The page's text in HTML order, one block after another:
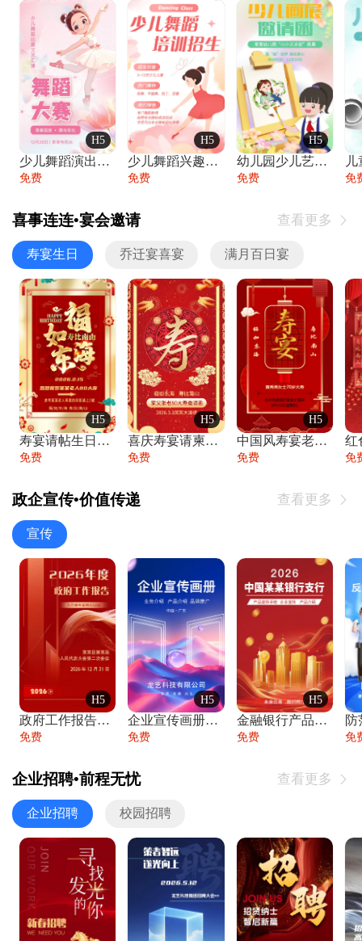
H5
少儿舞蹈演出舞蹈比赛跳舞大赛文艺汇演活动
免费
H5
少儿舞蹈兴趣班艺术培训学校招生宣传
免费
H5
幼儿园少儿艺术展览绘画展摄影作品展美术展
免费 免
喜事连连•宴会邀请 查看更多 
寿宴生日 乔迁宴喜宴 满月百日宴
H5
寿宴请帖生日宴邀请函老人寿星生日快乐祝寿
免费
H5
喜庆寿宴请柬老人生日宴会邀请函请柬过大寿
免费
H5
中国风寿宴老人生日宴会邀请函寿宴请帖请柬
免费 免
政企宣传•价值传递 查看更多 
宣传
H5
政府工作报告政府年终工作总结
免费
H5
企业宣传画册公司简介产品介绍业务宣传手册
免费
H5
金融银行产品宣传手册企业宣传产品介绍
免费
防
免
企业招聘•前程无忧 查看更多 
企业招聘 校园招聘